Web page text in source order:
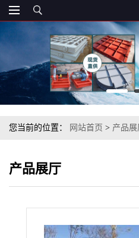
您当前的位置： 网站首页 > 产品展
产品展厅